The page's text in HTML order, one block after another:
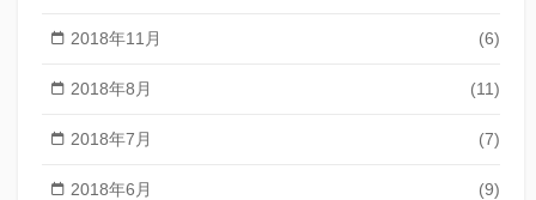
2018年11月 (6)
2018年8月 (11)
2018年7月 (7)
2018年6月 (9)